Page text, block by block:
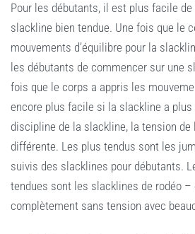
Pour les débutants, il est plus facile
slackline bien tendue. Une fois que le
mouvements d’équilibre pour la
les débutants de commencer sur une
fois que le corps a appris les
encore plus facile si la slackline a plus
discipline de la slackline, la tension
différente. Les plus tendus sont les
suivis des slacklines pour débutants.
tendues sont les slacklines de rodéo
complètement sans tension avec